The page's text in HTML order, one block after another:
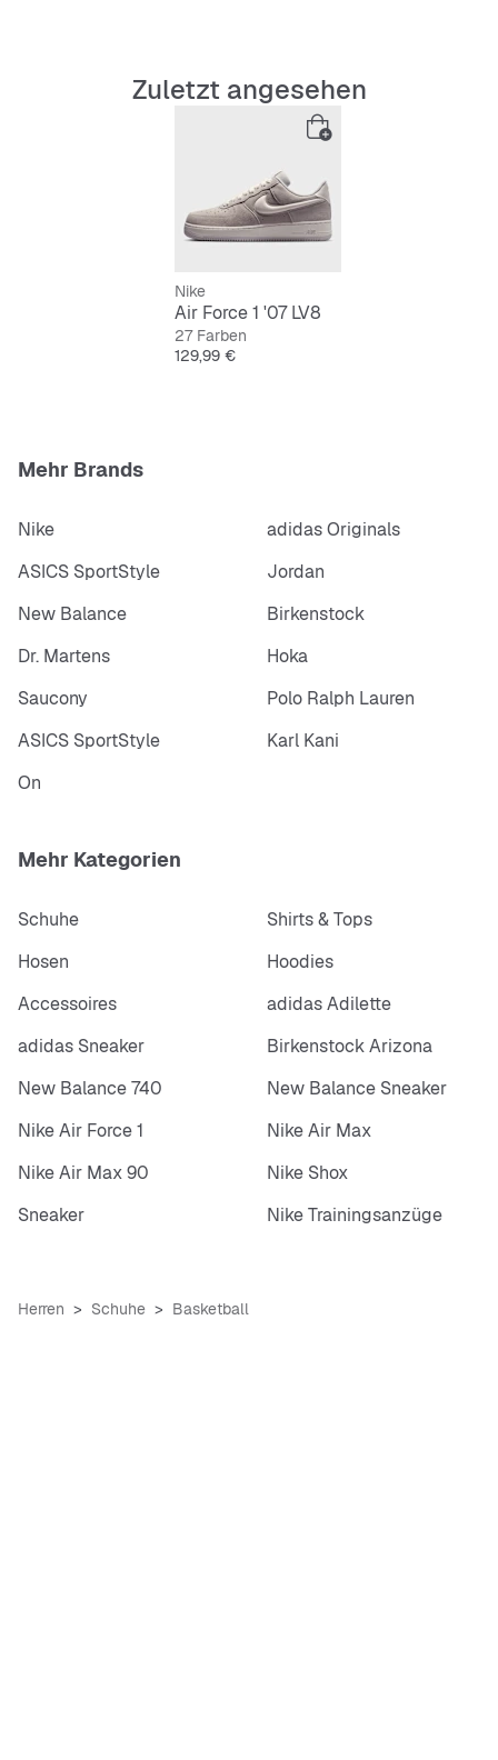
Zuletzt angesehen
Nike
Air Force 1 '07 LV8
27 Farben
Preis
129,99 €
Mehr Brands
Nike
adidas Originals
ASICS SportStyle
Jordan
New Balance
Birkenstock
Dr. Martens
Hoka
Saucony
Polo Ralph Lauren
ASICS SportStyle
Karl Kani
On
Mehr Kategorien
Schuhe
Shirts & Tops
Hosen
Hoodies
Accessoires
adidas Adilette
adidas Sneaker
Birkenstock Arizona
New Balance 740
New Balance Sneaker
Nike Air Force 1
Nike Air Max
Nike Air Max 90
Nike Shox
Sneaker
Nike Trainingsanzüge
Herren Schuhe Basketball